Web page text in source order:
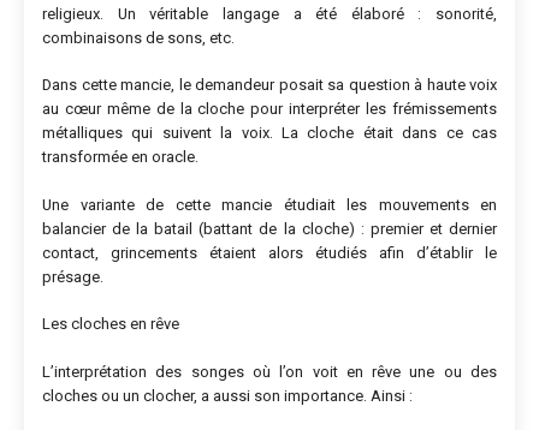
religieux. Un véritable langage a été élaboré : sonorité,
combinaisons de sons, etc.
Dans cette mancie, le demandeur posait sa question à haute voix
au cœur même de la cloche pour interpréter les frémissements
métalliques qui suivent la voix. La cloche était dans ce cas
transformée en oracle.
Une variante de cette mancie étudiait les mouvements en
balancier de la batail (battant de la cloche) : premier et dernier
contact, grincements étaient alors étudiés afin d’établir le
présage.
Les cloches en rêve
L’interprétation des songes où l’on voit en rêve une ou des
cloches ou un clocher, a aussi son importance. Ainsi :